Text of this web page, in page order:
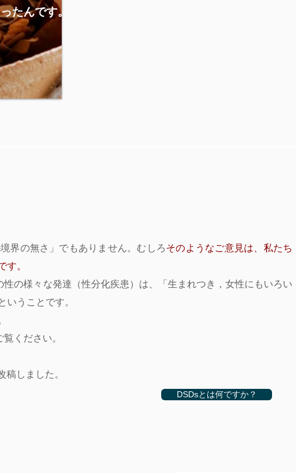
たんです。
界の無さ」でもありません。むしろそのようなご意見は、私たち
す。
の様々な発達（性分化疾患）は、「生まれつき，女性にもいろい
いうことです。
ください。
しました。
DSDsとは何ですか？